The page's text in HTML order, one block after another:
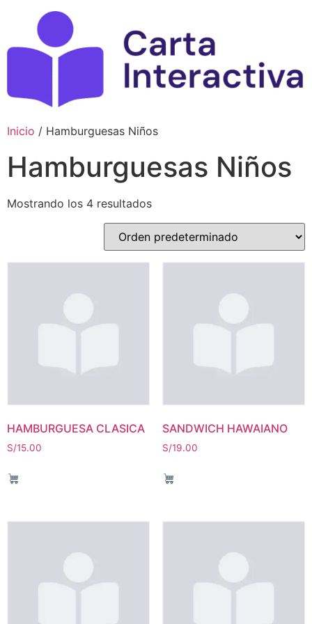
contenido
Inicio / Hamburguesas Niños
Hamburguesas Niños
Mostrando los 4 resultados
HAMBURGUESA CLASICA
S/15.00
SANDWICH HAWAIANO
S/19.00